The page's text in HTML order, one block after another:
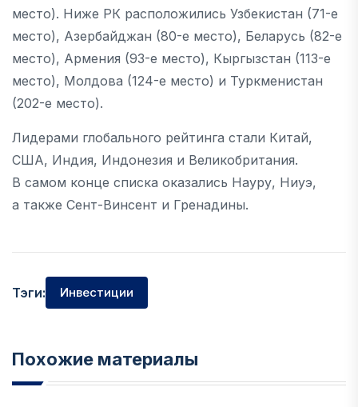
место). Ниже РК расположились Узбекистан (71-е
место), Азербайджан (80-е место), Беларусь (82-е
место), Армения (93-е место), Кыргызстан (113-е
место), Молдова (124-е место) и Туркменистан
(202-е место).
Лидерами глобального рейтинга стали Китай,
США, Индия, Индонезия и Великобритания.
В самом конце списка оказались Науру, Ниуэ,
а также Сент-Винсент и Гренадины.
Тэги: Инвестиции
Похожие материалы